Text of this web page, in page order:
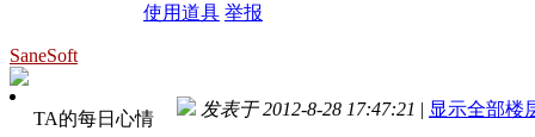
使用道具 举报
SaneSoft
TA的每日心情 发表于 2012-8-28 17:47:21 | 显示全部楼